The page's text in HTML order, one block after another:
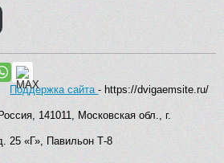
Поддержка сайта- https://dvigaemsite.ru/
141011, Московская обл., г.
25 «Г», Павильон Т-8